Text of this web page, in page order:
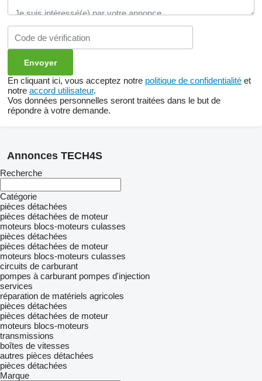
En cliquant ici, vous acceptez notre politique de confidentialité et
notre accord utilisateur.
Vos données personnelles seront traitées dans le but de
répondre à votre demande.
Annonces TECH4S
Recherche
Catégorie
pièces détachées
pièces détachées de moteur
moteurs blocs-moteurs culasses
pièces détachées
pièces détachées de moteur
moteurs blocs-moteurs culasses
circuits de carburant
pompes à carburant pompes d'injection
services
réparation de matériels agricoles
pièces détachées
pièces détachées de moteur
moteurs blocs-moteurs
transmissions
boîtes de vitesses
autres pièces détachées
pièces détachées
Marque